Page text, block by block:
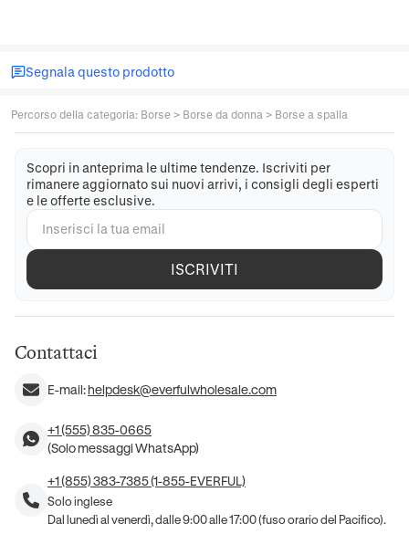
Segnala questo prodotto
Percorso della categoria: Borse > Borse da donna > Borse a spalla
Scopri in anteprima le ultime tendenze. Iscriviti per
rimanere aggiornato sui nuovi arrivi, i consigli degli esperti
e le offerte esclusive.
ISCRIVITI
Contattaci
E-mail:helpdesk@everfulwholesale.com
+1 (555) 835-0665
(Solo messaggi WhatsApp)
+1 (855) 383-7385 (1-855-EVERFUL)
Solo inglese
Dal lunedì al venerdì, dalle 9:00 alle 17:00 (fuso orario del Pacifico).